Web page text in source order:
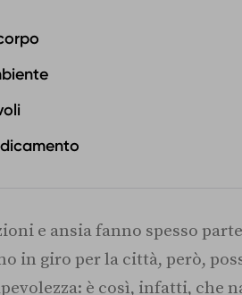
e ansia fanno spesso
in giro per la città, però,
è così, infatti, che